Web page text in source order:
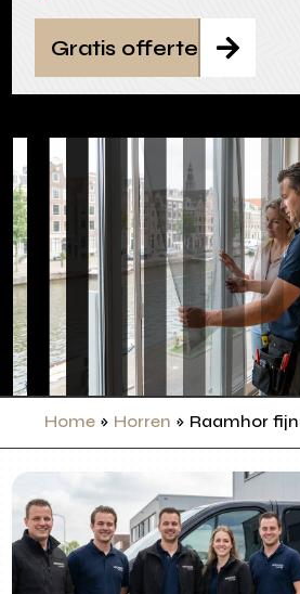

Gratis offerte
Home » Horren » Raamhor